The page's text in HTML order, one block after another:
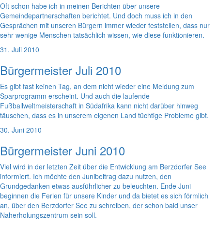
Oft schon habe ich in meinen Berichten über unsere
Gemeindepartnerschaften berichtet. Und doch muss ich in den
Gesprächen mit unseren Bürgern immer wieder feststellen, dass nur
sehr wenige Menschen tatsächlich wissen, wie diese funktionieren.
31. Juli 2010
Bürgermeister Juli 2010
Es gibt fast keinen Tag, an dem nicht wieder eine Meldung zum
Sparprogramm erscheint. Und auch die laufende
Fußballweltmeisterschaft in Südafrika kann nicht darüber hinweg
täuschen, dass es in unserem eigenen Land tüchtige Probleme gibt.
30. Juni 2010
Bürgermeister Juni 2010
Viel wird in der letzten Zeit über die Entwicklung am Berzdorfer See
informiert. Ich möchte den Junibeitrag dazu nutzen, den
Grundgedanken etwas ausführlicher zu beleuchten. Ende Juni
beginnen die Ferien für unsere Kinder und da bietet es sich förmlich
an, über den Berzdorfer See zu schreiben, der schon bald unser
Naherholungszentrum sein soll.